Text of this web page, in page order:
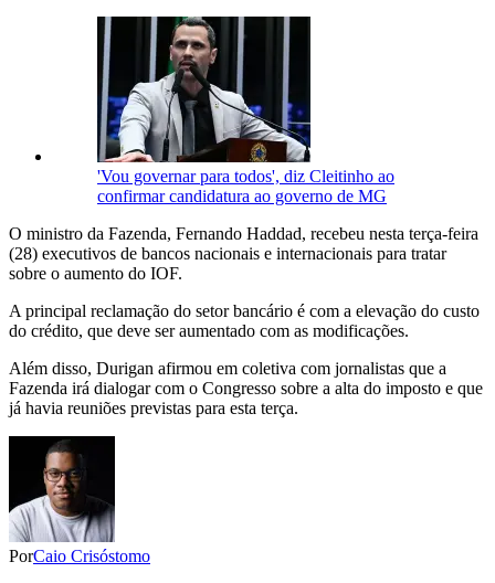
'Vou governar para todos', diz Cleitinho ao
confirmar candidatura ao governo de MG
O ministro da Fazenda, Fernando Haddad, recebeu nesta terça-feira
(28) executivos de bancos nacionais e internacionais para tratar
sobre o aumento do IOF.
A principal reclamação do setor bancário é com a elevação do custo
do crédito, que deve ser aumentado com as modificações.
Além disso, Durigan afirmou em coletiva com jornalistas que a
Fazenda irá dialogar com o Congresso sobre a alta do imposto e que
já havia reuniões previstas para esta terça.
PorCaio Crisóstomo